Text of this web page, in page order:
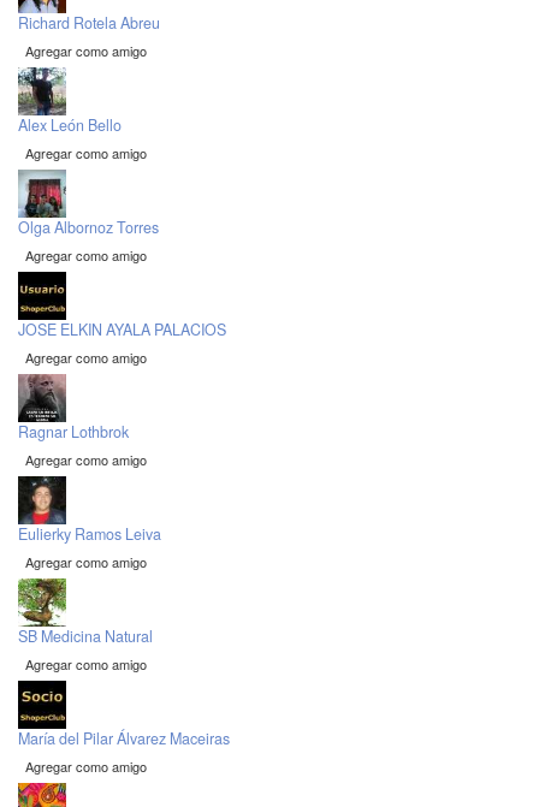
Richard Rotela Abreu
Agregar como amigo
Alex León Bello
Agregar como amigo
Olga Albornoz Torres
Agregar como amigo
JOSE ELKIN AYALA PALACIOS
Agregar como amigo
Ragnar Lothbrok
Agregar como amigo
Eulierky Ramos Leiva
Agregar como amigo
SB Medicina Natural
Agregar como amigo
María del Pilar Álvarez Maceiras
Agregar como amigo